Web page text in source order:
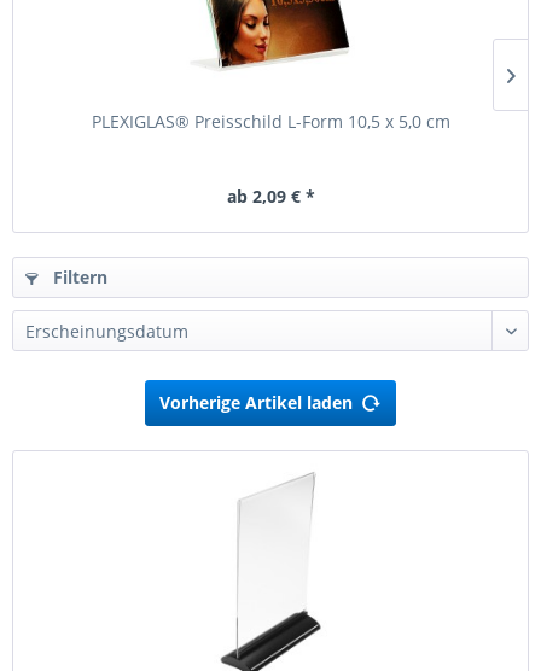
PLEXIGLAS® Preisschild L-Form 10,5 x 5,0 cm
ab 2,09 € *
Filtern
Vorherige Artikel laden